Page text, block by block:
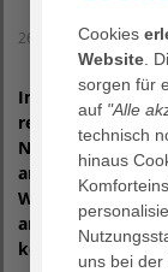
26. Mai 2026
Im Rahmen des
referiert Dr. med.
Neurologie am
am Dienstag, den
Wandelhalle in
andere
können
Cookies
Website .
sorgen für
auf "Alle
technisch
hinaus
uns bei